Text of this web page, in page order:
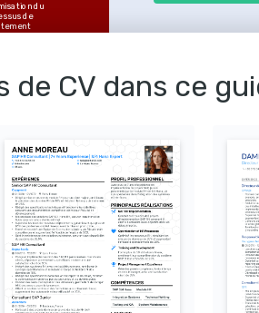
du
de
efficace des
collectives
paieAnalyse des KPI
des
Microsoft Office
paie
de CV dans ce